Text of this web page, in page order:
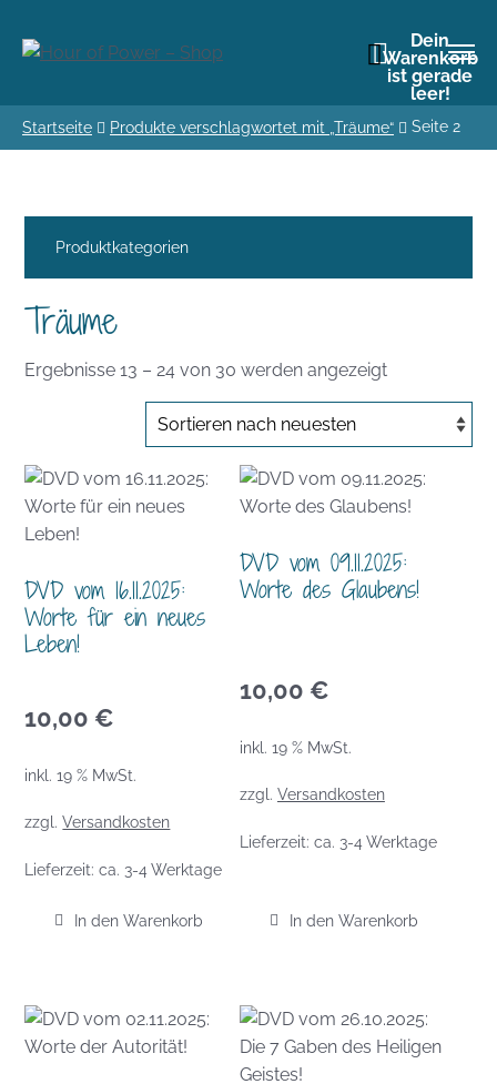
Dein
Warenkorb
ist gerade
leer!
Startseite Produkte verschlagwortet mit „Träume“ Seite 2
Produktkategorien
Träume
Ergebnisse 13 – 24 von 30 werden angezeigtNach
Aktualität
DVD vom 16.11.2025:
Worte für ein neues
Leben!
10,00 €
inkl. 19 % MwSt.
zzgl.Versandkosten
Lieferzeit:ca. 3-4 Werktage
In den Warenkorb
DVD vom 09.11.2025:
Worte des Glaubens!
10,00 €
inkl. 19 % MwSt.
zzgl. Versandkosten
Lieferzeit: ca. 3-4 Werktage
In den Warenkorb